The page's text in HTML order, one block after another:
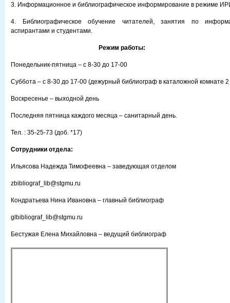
3. Информационное и библиографическое информирование в режиме
4. Библиографическое обучение читателей, занятия по
аспирантами и студентами.
Режим работы:
Понедельник-пятница – с 8-30 до 17-00
Суббота – с 8-30 до 17-00 (дежурный библиограф в каталожной комнате 2
Воскресенье – выходной день
Последняя пятница каждого месяца – санитарный день.
Тел. : 35-25-73 (доб. *17)
Сотрудники отдела:
Ильясова Надежда Тимофеевна – заведующая отделом
zbibliograf_lib@stgmu.ru
Кондратьева Нина Ивановна – главный библиограф
glbibliograf_lib@stgmu.ru
Бестужая Елена Михайловна – ведущий библиограф